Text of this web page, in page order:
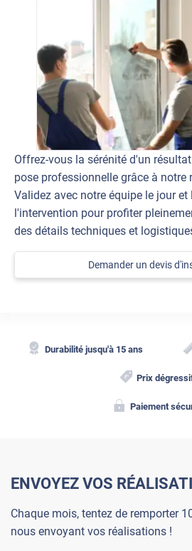
Offrez-vous la sérénité d'un
pose professionnelle grâce à notre
Validez avec notre équipe le jour et
l'intervention pour profiter
des détails techniques et
Demander un devis
Durabilité jusqu'à 15 ans
Prix
Paiement
ENVOYEZ VOS
Chaque mois, tentez de remporter
nous envoyant vos réalisations !